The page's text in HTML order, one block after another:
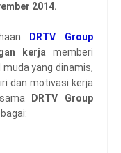
2014.
DRTV Group
kerja memberi
yang dinamis,
dan motivasi kerja
DRTV Group